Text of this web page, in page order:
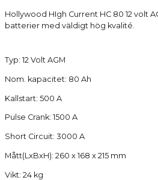
Hollywood HIgh Current HC 80 12 volt
batterier med väldigt hög kvalité.
Typ: 12 Volt AGM
Nom. kapacitet: 80 Ah
Kallstart: 500 A
Pulse Crank: 1500 A
Short Circuit: 3000 A
Mått(LxBxH): 260 x 168 x 215 mm
Vikt: 24 kg